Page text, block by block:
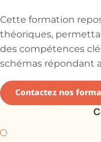
Cette formation
théoriques,
des compétences
schémas répondant
Contactez nos